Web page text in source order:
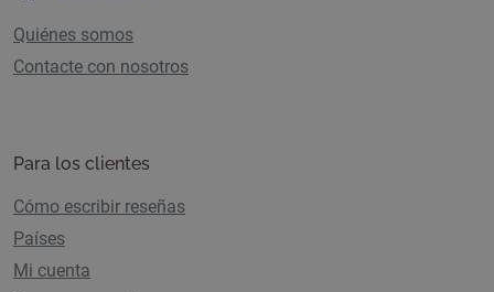
Quiénes somos
Contacte con nosotros
Para los clientes
Cómo escribir reseñas
Países
Mi cuenta